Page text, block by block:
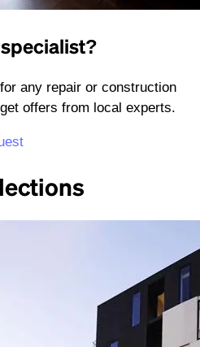
any repair or construction
offers from local experts.